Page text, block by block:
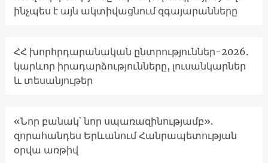
ինչպես է այն ակտիվացնում զգայարանները
ՀՀ խորհրդարանական ընտրություններ-2026.
կարևոր իրադարձությունները, լուսանկարներ
և տեսանյութեր
«Նոր բանակ՝ նոր սպառազինությամբ».
զորահանդես Երևանում Հանրապետության
օրվա առթիվ